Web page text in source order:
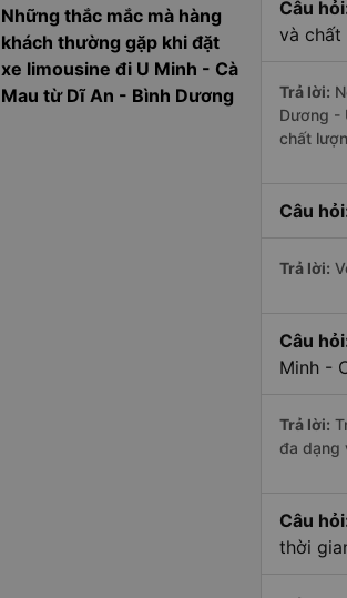
Những thắc mắc mà hàng
khách thường gặp khi đặt
xe limousine đi U Minh - Cà
Mau từ Dĩ An - Bình Dương
Câu
và chất
Trả lời:
Dương -
chất
Câu
Trả lời:
Câu
Minh -
Trả lời:
đa dạng
Câu
thời